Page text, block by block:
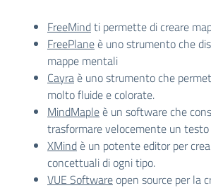
FreeMindti permette di creare
FreePlaneè uno strumento che
mappe mentali
Cayraè uno strumento che
molto fluide e colorate.
MindMapleè un software che
trasformare velocemente un
XMindè un potente editor per
concettuali di ogni tipo.
VUE Software open source per la